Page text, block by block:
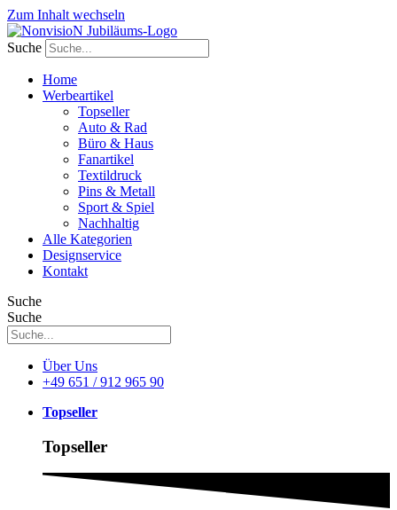
Zum Inhalt wechseln
Suche
Home
Werbeartikel
Topseller
Auto & Rad
Büro & Haus
Fanartikel
Textildruck
Pins & Metall
Sport & Spiel
Nachhaltig
Alle Kategorien
Designservice
Kontakt
Suche
Suche
Über Uns
+49 651 / 912 965 90
Topseller
Topseller